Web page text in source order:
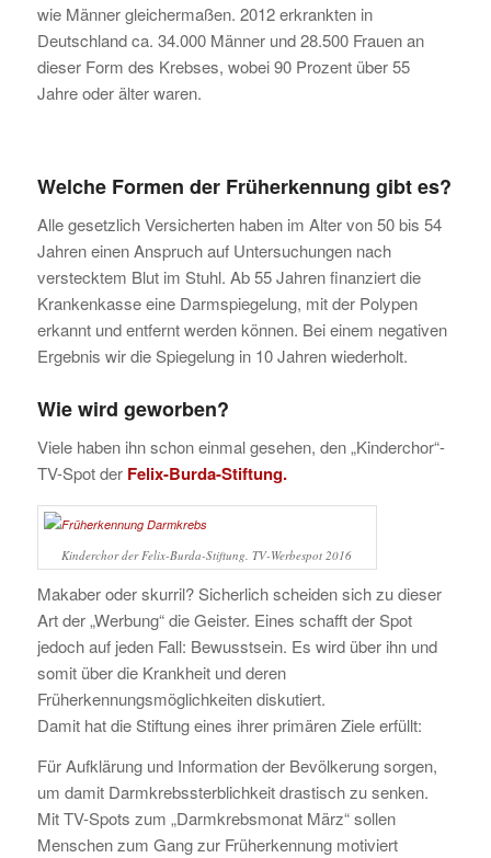
wie Männer gleichermaßen. 2012 erkrankten in
Deutschland ca. 34.000 Männer und 28.500 Frauen an
dieser Form des Krebses, wobei 90 Prozent über 55
Jahre oder älter waren.
Welche Formen der Früherkennung gibt es?
Alle gesetzlich Versicherten haben im Alter von 50 bis 54
Jahren einen Anspruch auf Untersuchungen nach
verstecktem Blut im Stuhl. Ab 55 Jahren finanziert die
Krankenkasse eine Darmspiegelung, mit der Polypen
erkannt und entfernt werden können. Bei einem negativen
Ergebnis wir die Spiegelung in 10 Jahren wiederholt.
Wie wird geworben?
Viele haben ihn schon einmal gesehen, den „Kinderchor“-
TV-Spot der Felix-Burda-Stiftung.
Kinderchor der Felix-Burda-Stiftung. TV-Werbespot 2016
Makaber oder skurril? Sicherlich scheiden sich zu dieser
Art der „Werbung“ die Geister. Eines schafft der Spot
jedoch auf jeden Fall: Bewusstsein. Es wird über ihn und
somit über die Krankheit und deren
Früherkennungsmöglichkeiten diskutiert.
Damit hat die Stiftung eines ihrer primären Ziele erfüllt:
Für Aufklärung und Information der Bevölkerung sorgen,
um damit Darmkrebssterblichkeit drastisch zu senken.
Mit TV-Spots zum „Darmkrebsmonat März“ sollen
Menschen zum Gang zur Früherkennung motiviert